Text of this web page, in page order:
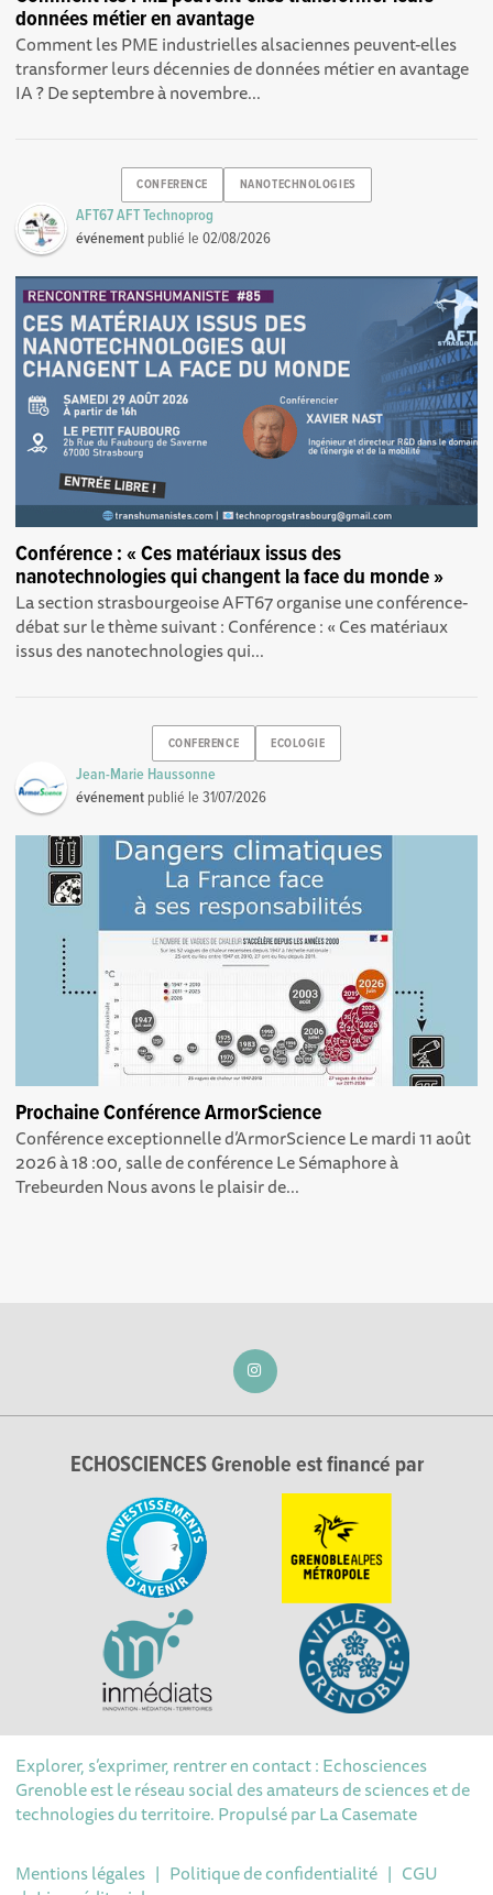
données métier en avantage
Comment les PME industrielles alsaciennes peuvent-elles
transformer leurs décennies de données métier en avantage
IA ? De septembre à novembre...
CONFERENCE NANOTECHNOLOGIES
AFT67 AFT Technoprog
événement publié le02/08/2026
Conférence : « Ces matériaux issus des
nanotechnologies qui changent la face du monde »
La section strasbourgeoise AFT67 organise une conférence-
débat sur le thème suivant : Conférence : « Ces matériaux
issus des nanotechnologies qui...
CONFERENCE ECOLOGIE
Jean-Marie Haussonne
événement publié le31/07/2026
Prochaine Conférence ArmorScience
Conférence exceptionnelle d’ArmorScience Le mardi 11 août
2026 à 18 :00, salle de conférence Le Sémaphore à
Trebeurden Nous avons le plaisir de...
ECHOSCIENCES Grenoble est financé par
Explorer, s’exprimer, rentrer en contact : Echosciences
Grenoble est le réseau social des amateurs de sciences et de
technologies du territoire. Propulsé parLa Casemate
Mentions légales | Politique de confidentialité | CGU